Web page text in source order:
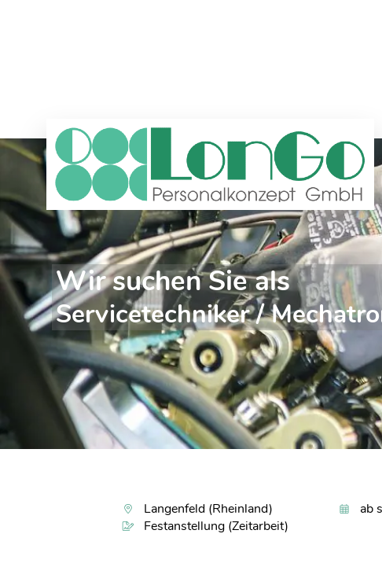
Wir suchen Sie als
Servicetechniker /
Langenfeld (Rheinland)
Festanstellung (Zeitarbeit)
ab